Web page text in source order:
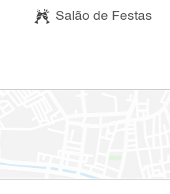
Salão de Festas